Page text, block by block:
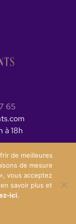
65
à 18h
de confidentialité
de meilleures
de mesure
vous acceptez
savoir plus et
ici.